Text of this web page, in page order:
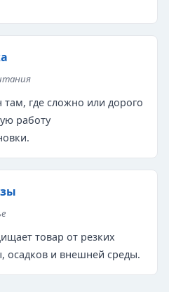
где сложно или дорого
работу
товар от резких
осадков и внешней среды.